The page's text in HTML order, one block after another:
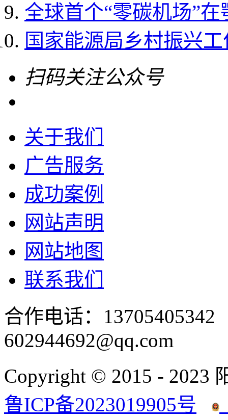
全球首个“零碳机场”
国家能源局乡村振兴
扫码关注公众号
关于我们
广告服务
成功案例
网站声明
网站地图
联系我们
合作电话：
602944692@qq.com
Copyright © 2015 - 2023
鲁ICP备2023019905号